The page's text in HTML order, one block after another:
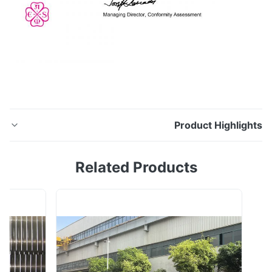
Product
الأنابيب والأنابيب غير الملحومة المصنوعة من الفولاذ المقاوم
للصدأ يستخدم ...
Related Products